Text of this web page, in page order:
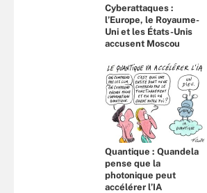
Cyberattaques :
l’Europe, le Royaume-
Uni et les États-Unis
accusent Moscou
Quantique : Quandela
pense que la
photonique peut
accélérer l’IA